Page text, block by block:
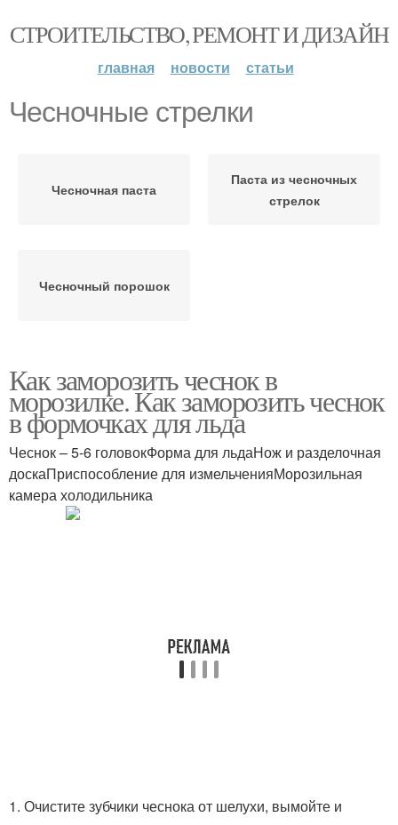
СТРОИТЕЛЬСТВО, РЕМОНТ И ДИЗАЙН
главная новости статьи
Чесночные стрелки
Чесночная паста
Паста из чесночных
стрелок
Чесночный порошок
Как заморозить чеснок в
морозилке. Как заморозить чеснок
в формочках для льда
Чеснок – 5-6 головокФорма для льдаНож и разделочная
доскаПриспособление для измельченияМорозильная
камера холодильника
1. Очистите зубчики чеснока от шелухи, вымойте и